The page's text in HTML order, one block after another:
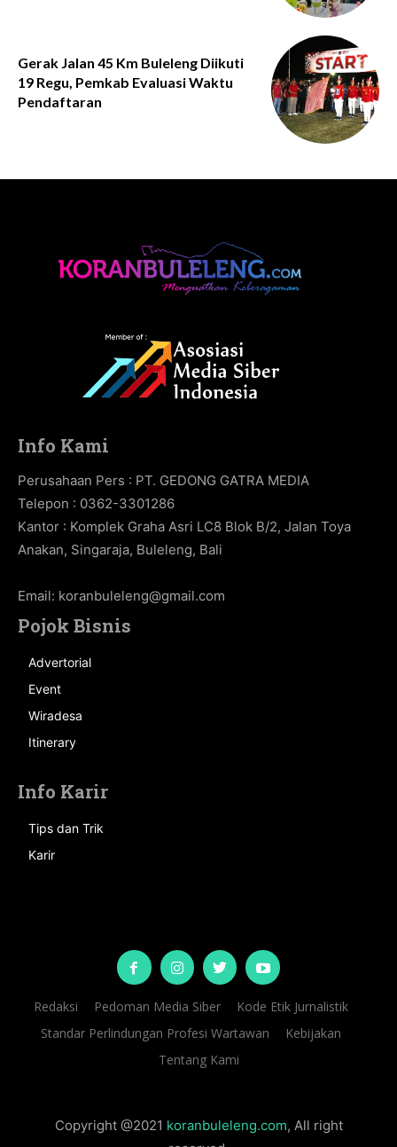
Gerak Jalan 45 Km Buleleng Diikuti
19 Regu, Pemkab Evaluasi Waktu
Pendaftaran
Info Kami
Perusahaan Pers : PT. GEDONG GATRA MEDIA
Telepon : 0362-3301286
Kantor : Komplek Graha Asri LC8 Blok B/2, Jalan Toya
Anakan, Singaraja, Buleleng, Bali
Email: koranbuleleng@gmail.com
Pojok Bisnis
Advertorial
Event
Wiradesa
Itinerary
Info Karir
Tips dan Trik
Karir
Redaksi Pedoman Media Siber
Kode Etik Jurnalistik
Standar Perlindungan Profesi Wartawan
Kebijakan
Tentang Kami
Copyright @2021 koranbuleleng.com, All right